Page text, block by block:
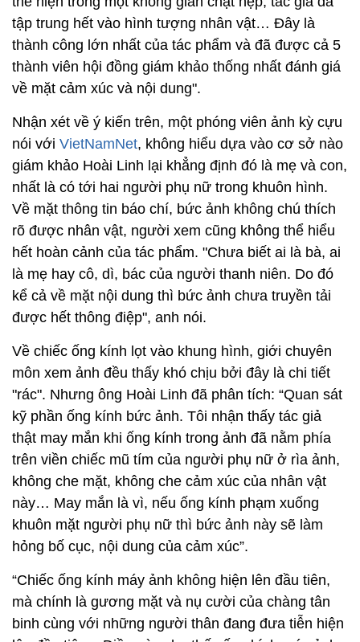
tập trung hết vào hình tượng nhân vật… Đây là
thành công lớn nhất của tác phẩm và đã được cả 5
thành viên hội đồng giám khảo thống nhất đánh giá
về mặt cảm xúc và nội dung".
Nhận xét về ý kiến trên, một phóng viên ảnh kỳ cựu
nói với VietNamNet, không hiểu dựa vào cơ sở nào
giám khảo Hoài Linh lại khẳng định đó là mẹ và con,
nhất là có tới hai người phụ nữ trong khuôn hình.
Về mặt thông tin báo chí, bức ảnh không chú thích
rõ được nhân vật, người xem cũng không thể hiểu
hết hoàn cảnh của tác phẩm. "Chưa biết ai là bà, ai
là mẹ hay cô, dì, bác của người thanh niên. Do đó
kể cả về mặt nội dung thì bức ảnh chưa truyền tải
được hết thông điệp", anh nói.
Về chiếc ống kính lọt vào khung hình, giới chuyên
môn xem ảnh đều thấy khó chịu bởi đây là chi tiết
"rác". Nhưng ông Hoài Linh đã phân tích: “Quan sát
kỹ phần ống kính bức ảnh. Tôi nhận thấy tác giả
thật may mắn khi ống kính trong ảnh đã nằm phía
trên viền chiếc mũ tím của người phụ nữ ở rìa ảnh,
không che mặt, không che cảm xúc của nhân vật
này… May mắn là vì, nếu ống kính phạm xuống
khuôn mặt người phụ nữ thì bức ảnh này sẽ làm
hỏng bố cục, nội dung của cảm xúc”.
“Chiếc ống kính máy ảnh không hiện lên đầu tiên,
mà chính là gương mặt và nụ cười của chàng tân
binh cùng với những người thân đang đưa tiễn hiện